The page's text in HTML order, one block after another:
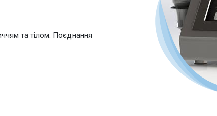
та тілом. Поєднання